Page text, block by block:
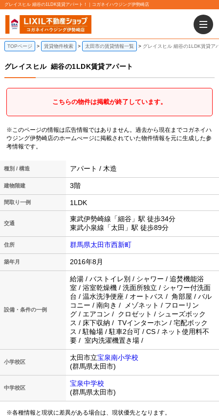
グレイスヒル 細谷の1LDK賃貸アパート！｜コガネイハウジング伊勢崎店
TOPページ 賃貸物件検索 太田市の賃貸情報一覧 グレイスヒル 細谷の1LDK賃貸ア
グレイスヒル 細谷の1LDK賃貸アパート
こちらの物件は掲載が終了しています。
※このページの情報は広告情報ではありません。過去から現在までコガネイハ
ウジング伊勢崎店のホームぺージに掲載されていた物件情報を元に生成した参
考情報です。
種別 / 構造 アパート / 木造
建物階建 3階
間取り一例 1LDK
交通
東武伊勢崎線「細谷」駅 徒歩34分
東武小泉線「太田」駅 徒歩89分
住所 群馬県太田市西新町
築年月 2016年8月
設備・条件の一例
給湯 / バストイレ別 / シャワー / 追焚機能浴
室 / 浴室乾燥機 / 洗面所独立 / シャワー付洗面
台 / 温水洗浄便座 / オートバス / 角部屋 / バル
コニー / 南向き / メゾネット / フローリン
グ / エアコン / クロゼット / シューズボック
ス / 床下収納 / TVインターホン / 宅配ボック
ス / 駐輪場 / 駐車2台可 / CS / ネット使用料不
要 / 室内洗濯機置き場 /
小学校区
太田市立宝泉南小学校
(群馬県太田市)
中学校区
宝泉中学校
(群馬県太田市)
※各種情報と現状に差異がある場合は、現状優先となります。